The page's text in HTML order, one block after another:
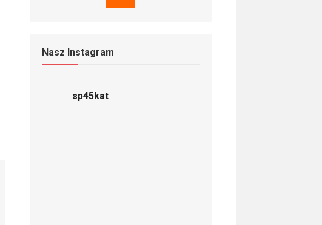
Nasz Instagram
sp45kat